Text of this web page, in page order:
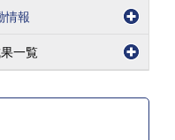
情報
一覧